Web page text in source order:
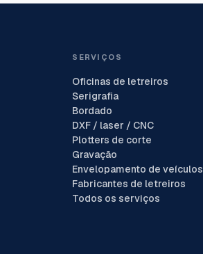
SERVIÇOS
Oficinas de letreiros
Serigrafia
Bordado
DXF / laser / CNC
Plotters de corte
Gravação
Envelopamento de veículos
Fabricantes de letreiros
Todos os serviços